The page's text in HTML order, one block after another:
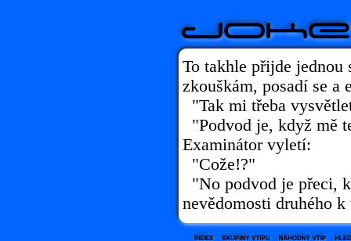
To takhle přijde jednou
zkouškám, posadí se a
"Tak mi třeba
"Podvod je, když mě
Examinátor vyletí:
"Cože!?"
"No podvod je přeci,
nevědomosti druhého